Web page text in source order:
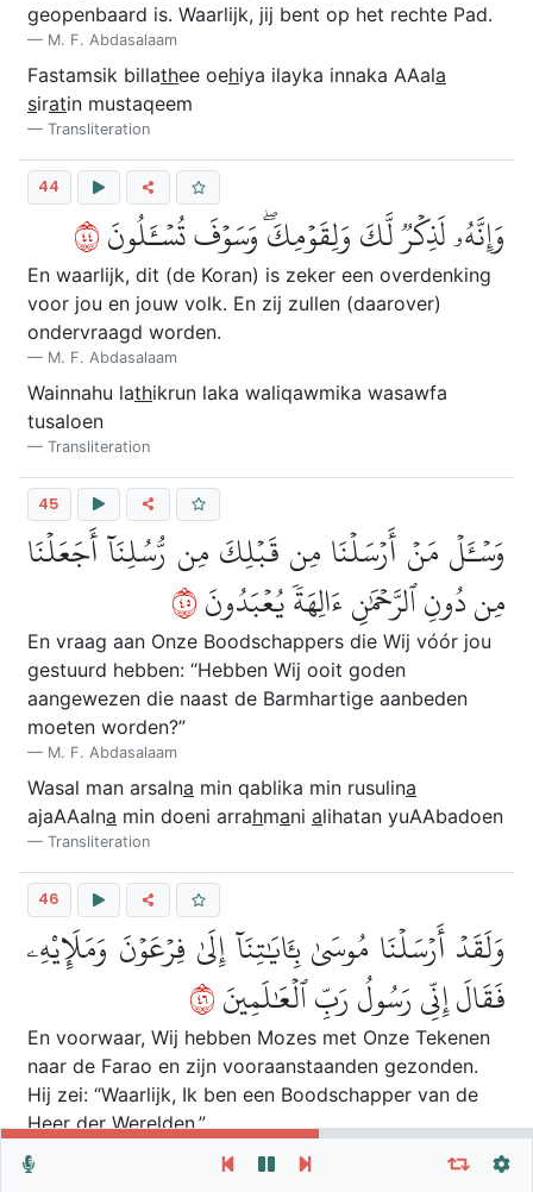
geopenbaard is. Waarlijk, jij bent op het rechte Pad.
M. F. Abdasalaam
Fastamsik billathee oehiya ilayka innaka AAala
siratin mustaqeem
Transliteration
44
وَإِنَّهُۥ لَذِكۡرٞ لَّكَ وَلِقَوۡمِكَۖ وَسَوۡفَ تُسۡـَٔلُونَ٤٤
En waarlijk, dit (de Koran) is zeker een overdenking
voor jou en jouw volk. En zij zullen (daarover)
ondervraagd worden.
M. F. Abdasalaam
Wainnahu lathikrun laka waliqawmika wasawfa
tusaloen
Transliteration
45
وَسۡـَٔلۡ مَنۡ أَرۡسَلۡنَا مِن قَبۡلِكَ مِن رُّسُلِنَآ أَجَعَلۡنَا
مِن دُونِ ٱلرَّحۡمَٰنِ ءَالِهَةٗ يُعۡبَدُونَ٥٤
En vraag aan Onze Boodschappers die Wij vóór jou
gestuurd hebben: “Hebben Wij ooit goden
aangewezen die naast de Barmhartige aanbeden
moeten worden?”
M. F. Abdasalaam
Wasal man arsalna min qablika min rusulina
ajaAAalna min doeni arrahmani alihatan yuAAbadoen
Transliteration
46
وَلَقَدۡ أَرۡسَلۡنَا مُوسَىٰ بِـَٔايَٰتِنَآ إِلَىٰ فِرۡعَوۡنَ وَمَلَإِيْهِۦ
فَقَالَ إِنِّي رَسُولُ رَبِّ ٱلۡعَٰلَمِينَ٦٤
En voorwaar, Wij hebben Mozes met Onze Tekenen
naar de Farao en zijn vooraanstaanden gezonden.
Hij zei: “Waarlijk, Ik ben een Boodschapper van de
Heer der Werelden.”